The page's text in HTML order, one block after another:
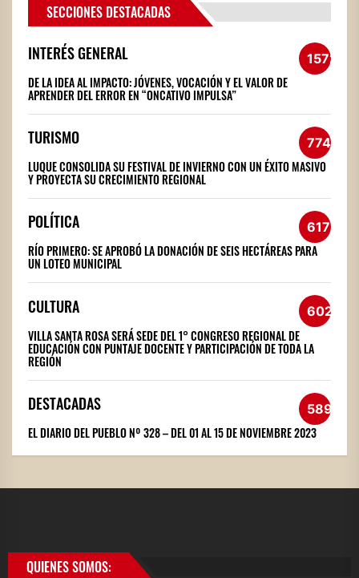
SECCIONES DESTACADAS
INTERÉS GENERAL 1572
DE LA IDEA AL IMPACTO: JÓVENES, VOCACIÓN Y EL VALOR DE
APRENDER DEL ERROR EN “ONCATIVO IMPULSA”
TURISMO 774
LUQUE CONSOLIDA SU FESTIVAL DE INVIERNO CON UN ÉXITO MASIVO
Y PROYECTA SU CRECIMIENTO REGIONAL
POLÍTICA 617
RÍO PRIMERO: SE APROBÓ LA DONACIÓN DE SEIS HECTÁREAS PARA
UN LOTEO MUNICIPAL
CULTURA 602
VILLA SANTA ROSA SERÁ SEDE DEL 1° CONGRESO REGIONAL DE
EDUCACIÓN CON PUNTAJE DOCENTE Y PARTICIPACIÓN DE TODA LA
REGIÓN
DESTACADAS 589
EL DIARIO DEL PUEBLO Nº 328 – DEL 01 AL 15 DE NOVIEMBRE 2023
QUIENES SOMOS: